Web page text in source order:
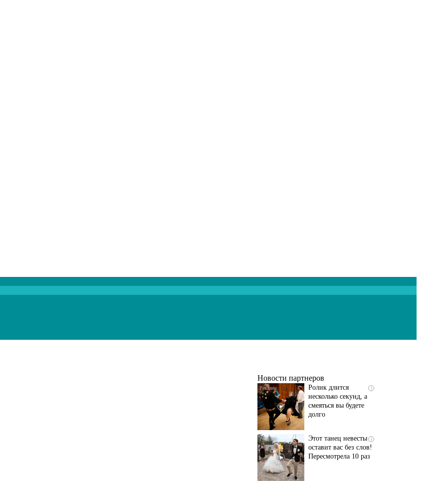
Новости партнеров
i
Ролик длится
несколько секунд, а
смеяться вы будете
долго
i
Этот танец невесты
оставит вас без слов!
Пересмотрела 10 раз